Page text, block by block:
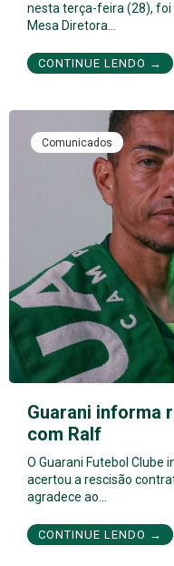
nesta terça-feira (28),
Mesa Diretora…
CONTINUE LENDO →
Comunicados
Guarani informa
com Ralf
O Guarani Futebol Clube
acertou a rescisão
agradece ao…
CONTINUE LENDO →